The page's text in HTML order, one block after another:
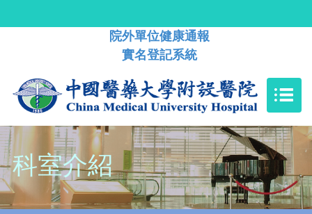
院外單位健康通報
實名登記系統
科室介紹